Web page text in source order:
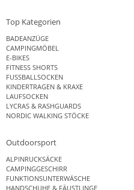
Top Kategorien
BADEANZÜGE
CAMPINGMÖBEL
E-BIKES
FITNESS SHORTS
FUSSBALLSOCKEN
KINDERTRAGEN & KRAXE
LAUFSOCKEN
LYCRAS & RASHGUARDS
NORDIC WALKING STÖCKE
Outdoorsport
ALPINRUCKSÄCKE
CAMPINGGESCHIRR
FUNKTIONSUNTERWÄSCHE
HANDSCHUHE & FÄUSTLINGE